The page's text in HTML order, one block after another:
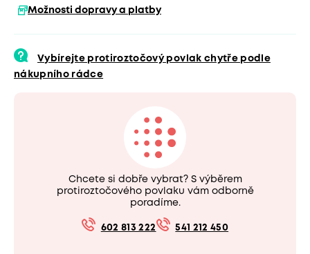
Možnosti dopravy a platby
Vybírejte protiroztočový povlak chytře podle
nákupního rádce
Chcete si dobře vybrat? S výběrem
protiroztočového povlaku vám odborně
poradíme.
602 813 222 541 212 450